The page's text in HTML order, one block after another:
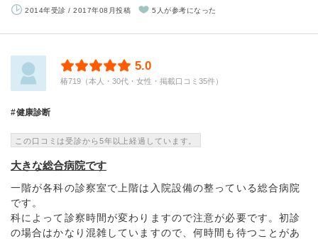
2014年受診 / 2017年08月投稿 5人が参考になった
5.0
椿719（本人・30代・女性・掲載口コミ35件）
健康診断
この口コミは受診から5年以上経過しています。
大きな総合病院です
一階が各科の診察室で上階は入院設備の整っている総合病院
です。
科によって診察時間が変わりますので注意が必要です。初診
の場合はかなり混雑していますので、何時間も待つことがあ